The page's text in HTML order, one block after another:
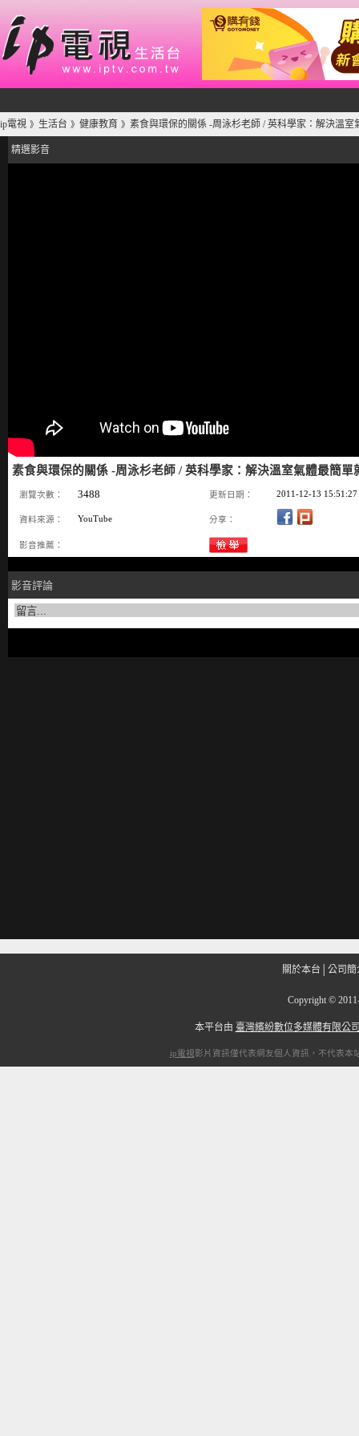
ip電視 》 生活台 》 健康教育 》 素食與環保的關係 -周泳杉老師 / 英科學家：解決溫室
精選影音
素食與環保的關係 -周泳杉老師 / 英科學家：解決溫室氣體最簡單
瀏覽次數： 3488 更新日期： 2011-12-13 15:51:27
資料來源： YouTube 分享：
影音推薦：
影音評論
關於本台 公司簡
Copyright ©
本平台由 臺灣繽紛數位多媒體有限公
ip電視影片資訊僅代表網友個人資訊，不代表本